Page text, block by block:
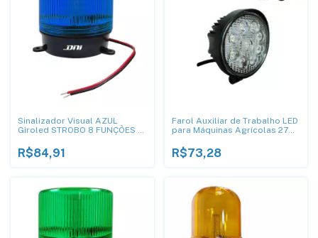
Sinalizador Visual AZUL
Giroled STROBO 8 FUNÇÕES -
R$84,91
Farol Auxiliar de Trabalho LED
para Máquinas Agrícolas 27W
R$73,28